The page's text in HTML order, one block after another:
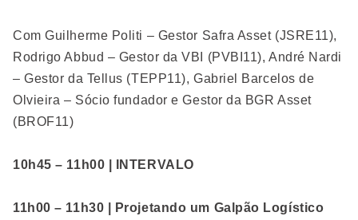
Com Guilherme Politi – Gestor Safra Asset (JSRE11),
Rodrigo Abbud – Gestor da VBI (PVBI11), André Nardi
– Gestor da Tellus (TEPP11), Gabriel Barcelos de
Olvieira – Sócio fundador e Gestor da BGR Asset
(BROF11)
10h45 – 11h00 | INTERVALO
11h00 – 11h30 | Projetando um Galpão Logístico